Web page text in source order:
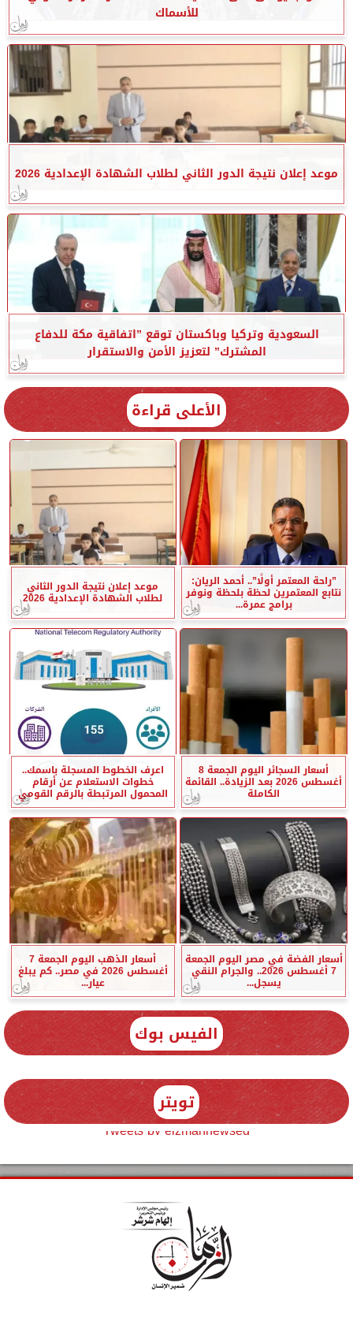
للأسماك
موعد إعلان نتيجة الدور الثاني لطلاب الشهادة الإعدادية 2026
السعودية وتركيا وباكستان توقع ”اتفاقية مكة للدفاع
المشترك” لتعزيز الأمن والاستقرار
الأعلى قراءة
”راحة المعتمر أولًا”.. أحمد الريان:
نتابع المعتمرين لحظة بلحظة ونوفر
برامج عمرة...
موعد إعلان نتيجة الدور الثاني
لطلاب الشهادة الإعدادية 2026
أسعار السجائر اليوم الجمعة 8
أغسطس 2026 بعد الزيادة.. القائمة
الكاملة
اعرف الخطوط المسجلة باسمك..
خطوات الاستعلام عن أرقام
المحمول المرتبطة بالرقم القومي
أسعار الفضة في مصر اليوم الجمعة
7 أغسطس 2026.. والجرام النقي
يسجل...
أسعار الذهب اليوم الجمعة 7
أغسطس 2026 في مصر.. كم يبلغ
عيار...
الفيس بوك
تويتر
Tweets by elzmannewseg